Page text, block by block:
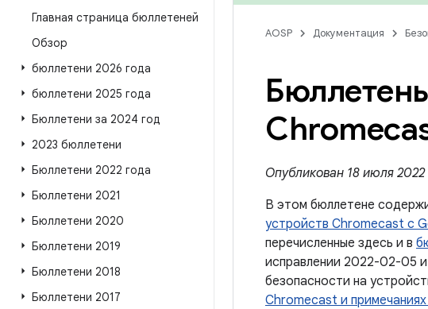
Главная страница бюллетеней
Обзор
бюллетени 2026 года
бюллетени 2025 года
Бюллетени за 2024 год
2023 бюллетени
Бюллетени 2022 года
Бюллетени 2021
Бюллетени 2020
Бюллетени 2019
Бюллетени 2018
Бюллетени 2017
AOSP Документация
Опубликован 18 июля 2022
В этом бюллетене
устройств Chromecast с
перечисленные здесь и в
исправлении 2022-02-05 и
безопасности на
Chromecast и примечаниях